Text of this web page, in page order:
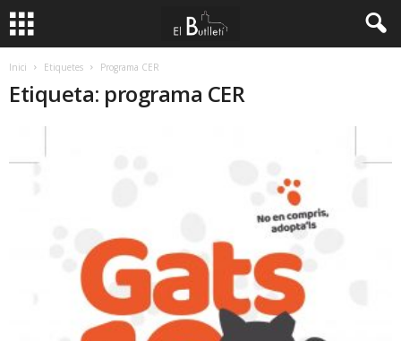
Inici Etiquetes Programa CER
Etiqueta: programa CER